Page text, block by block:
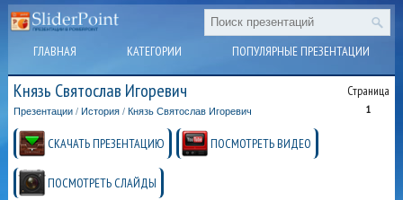
ГЛАВНАЯ КАТЕГОРИИ ПОПУЛЯРНЫЕ ПРЕЗЕНТАЦИИ
Князь Святослав Игоревич Страница
1
Презентации / История / Князь Святослав Игоревич
СКАЧАТЬ ПРЕЗЕНТАЦИЮ ПОСМОТРЕТЬ ВИДЕО
ПОСМОТРЕТЬ СЛАЙДЫ